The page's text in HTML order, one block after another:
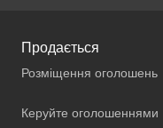
Продається
Розміщення оголошень
Керуйте оголошеннями